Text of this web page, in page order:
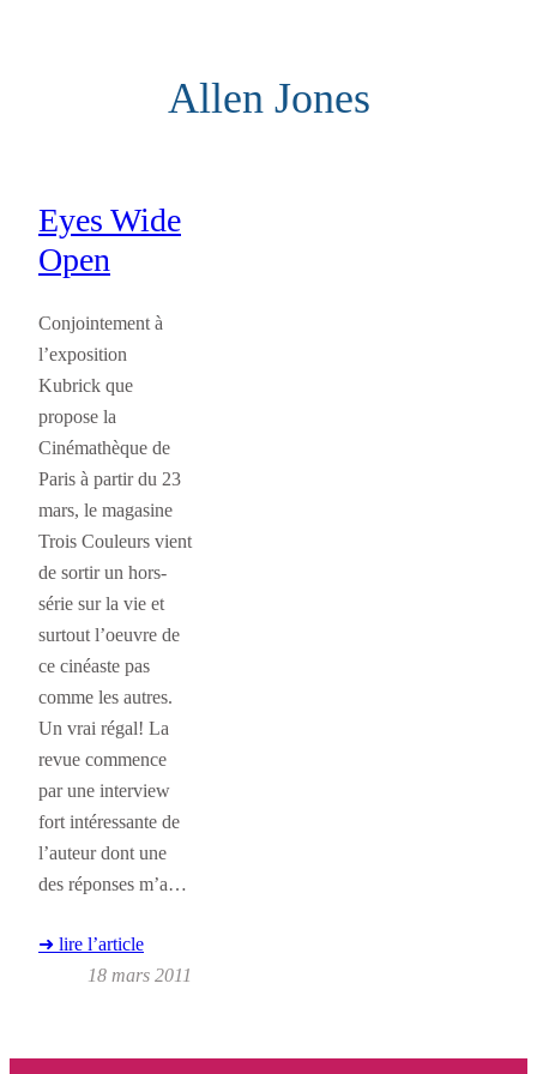
Allen Jones
Eyes Wide
Open
Conjointement à
l’exposition
Kubrick que
propose la
Cinémathèque de
Paris à partir du 23
mars, le magasine
Trois Couleurs vient
de sortir un hors-
série sur la vie et
surtout l’oeuvre de
ce cinéaste pas
comme les autres.
Un vrai régal! La
revue commence
par une interview
fort intéressante de
l’auteur dont une
des réponses m’a…
➜ lire l’article
18 mars 2011